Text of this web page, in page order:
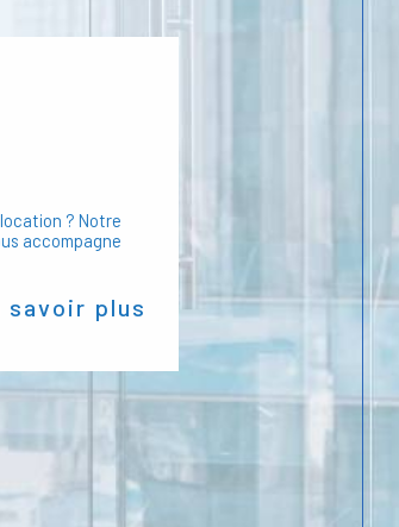
point d'honneur à maintenir
engagés à garantir la
une attention constante
d'assurer la pérennité et la
: Nous privilégions une
clients.
: Nos outils
l'expérience client.
? Notre
accompagne
savoir plus